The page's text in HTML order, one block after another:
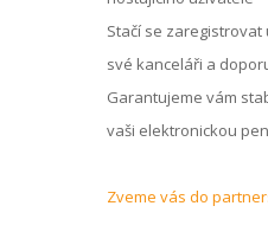
Stačí se
své kanceláři a
Garantujeme vám
vaši elektronickou
Zveme vás do